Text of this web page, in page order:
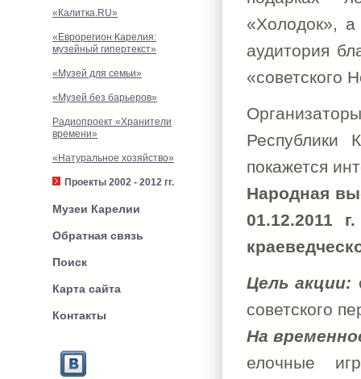
«Калитка.RU»
«Еврорегион Карелия:
музейный гипертекст»
«Музей для семьи»
«Музей без барьеров»
Радиопроект «Хранители
времени»
«Натуральное хозяйство»
Проекты 2002 - 2012 гг.
Музеи Карелии
Обратная связь
Поиск
Карта сайта
Контакты
«Холодок»,
аудитория
«советского
Республики
покажется
Народная
01.12.2011
Цель акции:
советского
На
елочные